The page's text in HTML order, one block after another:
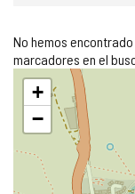
No hemos
marcadores en el
Saltar
mapa
+
−